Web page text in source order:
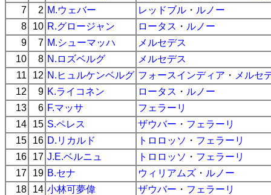
7
2 M.ウェバー レッドブル ・ ルノー
8
10 R.グロージャン ロータス ・ ルノー
9
7 M.シューマッハ
メルセデス
10
8 N.ロズベルグ
メルセデス
11
12 N.ヒュルケンベルグ フォースインディア ・ メルセ
12
9 K.ライコネン ロータス ・ ルノー
13
6 F.マッサ
フェラーリ
14
15 S.ペレス ザウバー ・ フェラーリ
15
16 D.リカルド トロロッソ ・ フェラーリ
16
17 J.E.ベルニュ トロロッソ ・ フェラーリ
17
19 B.セナ ウィリアムズ ・ ルノー
18
14 小林可夢偉 ザウバー ・ フェラーリ